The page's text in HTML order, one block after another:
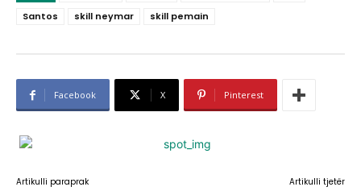
Santos
skill neymar skill pemain
Facebook X Pinterest
Artikulli paraprak Artikulli tjetër